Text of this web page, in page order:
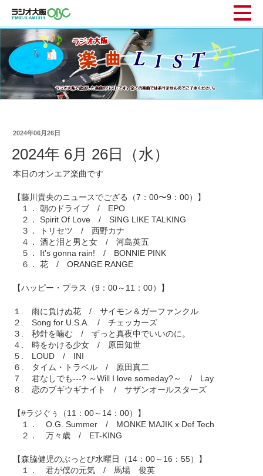
2024年06月26日
2024年 6月 26日（水）
本日のオンエア楽曲です
【藤川貴央のニュースでござる（7：00〜9：00）】
１． 朝のドライブ / EPO
２． Spirit Of Love / SING LIKE TALKING
３． トリセツ / 西野カナ
４． 酒と泪と男と女 / 河島英五
５． It's gonna rain! / BONNIE PINK
６． 花 / ORANGE RANGE
【ハッピー・プラス（9：00～11：00）】
１. 雨に負けぬ花 / サイモン＆ガーファンクル
２. Song for U.S.A. / チェッカーズ
３. 秒針を噛む / ずっと真夜中でいいのに。
４. 時をかける少女 / 原田知世
５. LOUD / INI
６. タイム・トラベル / 原田真二
７. 君なしでも---? ～Will I love someday?～ / Lay
８. 恋のブギウギナイト / サザンオールスターズ
【#ラジぐぅ（11：00～14：00）】
１． O.G. Summer / MONKE MAJIK x Def Tech
２． 万々歳 / ET-KING
【森脇健児のぶっとび水曜日（14：00～16：55）】
１． 君が僕の元気 / 馬場 俊英